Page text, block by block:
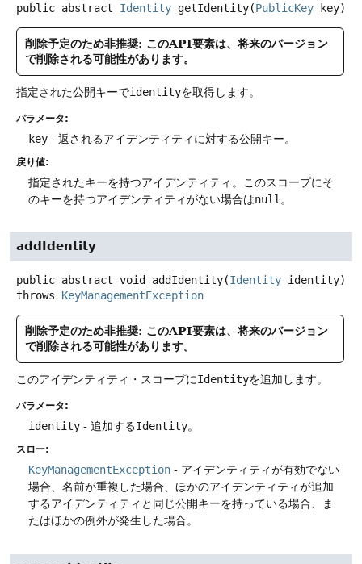
public abstract Identity getIdentity(PublicKey key)
削除予定のため非推奨: このAPI要素は、将来のバージョン
で削除される可能性があります。
指定された公開キーでidentityを取得します。
パラメータ:
key - 返されるアイデンティティに対する公開キー。
戻り値:
指定されたキーを持つアイデンティティ。このスコープにそ
のキーを持つアイデンティティがない場合はnull 。
addIdentity
public abstract void addIdentity(Identity identity)
throws KeyManagementException
削除予定のため非推奨: このAPI要素は、将来のバージョン
で削除される可能性があります。
このアイデンティティ・スコープにIdentityを追加します。
パラメータ:
identity - 追加するIdentity。
スロー:
KeyManagementException - アイデンティティが有効でない
場合、名前が重複した場合、ほかのアイデンティティが追加
するアイデンティティと同じ公開キーを持っている場合、ま
たはほかの例外が発生した場合。